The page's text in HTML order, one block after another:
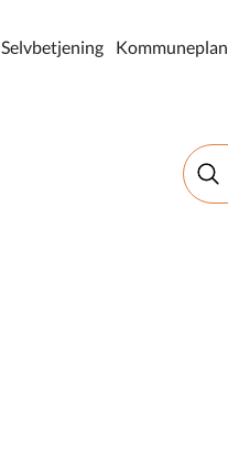
Selvbetjening Kommuneplan